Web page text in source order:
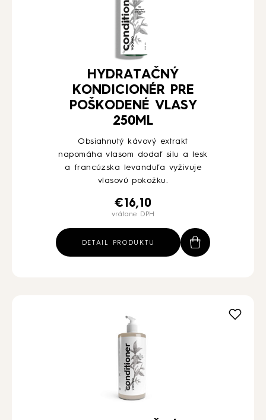
HYDRATAČNÝ
KONDICIONÉR PRE
POŠKODENÉ VLASY
250ML
Obsiahnutý kávový extrakt
napomáha vlasom dodať silu a lesk
a francúzska levanduľa vyživuje
vlasovú pokožku.
€ 16,10
vrátane DPH
DETAIL PRODUKTU